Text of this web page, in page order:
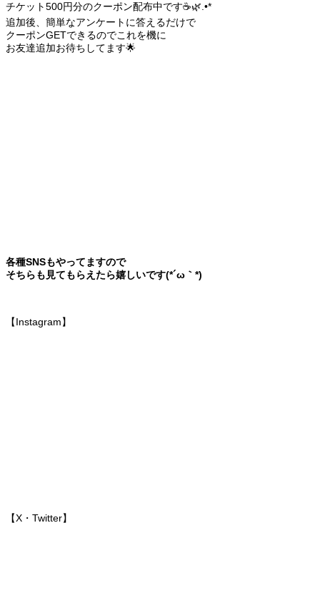
チケット500円分のクーポン配布中です☕️🌿.•*
追加後、簡単なアンケートに答えるだけで
クーポンGETできるのでこれを機に
お友達追加お待ちしてます🌟
各種SNSもやってますので
そちらも見てもらえたら嬉しいです(*´ω｀*)
【Instagram】
【X・Twitter】